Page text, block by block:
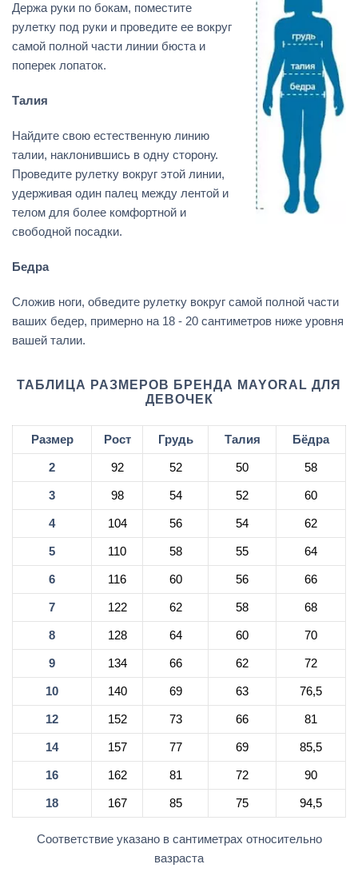
Держа руки по бокам, поместите
рулетку под руки и проведите ее вокруг
самой полной части линии бюста и
поперек лопаток.
Талия
Найдите свою естественную линию
талии, наклонившись в одну сторону.
Проведите рулетку вокруг этой линии,
удерживая один палец между лентой и
телом для более комфортной и
свободной посадки.
Бедра
Сложив ноги, обведите рулетку вокруг самой полной части
ваших бедер, примерно на 18 - 20 сантиметров ниже уровня
вашей талии.
ТАБЛИЦА РАЗМЕРОВ БРЕНДА MAYORAL ДЛЯ
ДЕВОЧЕК
Размер Рост Грудь Талия Бёдра
2 92 52 50 58
3 98 54 52 60
4 104 56 54 62
5 110 58 55 64
6 116 60 56 66
7 122 62 58 68
8 128 64 60 70
9 134 66 62 72
10 140 69 63 76,5
12 152 73 66 81
14 157 77 69 85,5
16 162 81 72 90
18 167 85 75 94,5
Соответствие указано в сантиметрах относительно
вазраста